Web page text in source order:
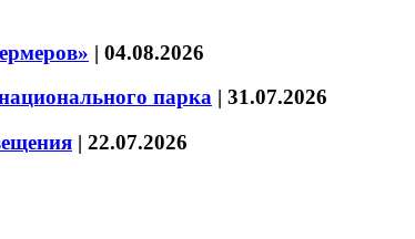
| 04.08.2026
парка | 31.07.2026
| 22.07.2026